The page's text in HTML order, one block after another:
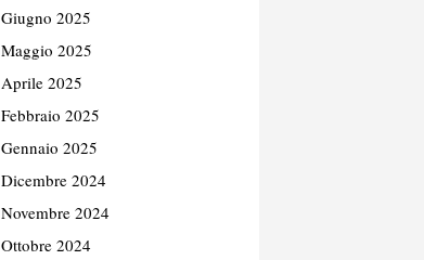
Giugno 2025
Maggio 2025
Aprile 2025
Febbraio 2025
Gennaio 2025
Dicembre 2024
Novembre 2024
Ottobre 2024